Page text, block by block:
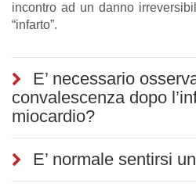
incontro ad un danno
“infarto”.
E’ necessario
convalescenza dopo
miocardio?
E’ normale sentirsi